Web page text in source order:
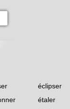
éclipser
étaler